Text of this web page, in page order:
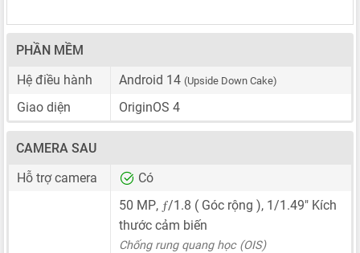
PHẦN MỀM
Hệ điều hành
Android 14 (Upside Down Cake)
Giao diện OriginOS 4
CAMERA SAU
Hỗ trợ camera
Có
50 MP, ƒ/1.8 ( Góc rộng ), 1/1.49" Kích
thước cảm biến
Chống rung quang học (OIS)